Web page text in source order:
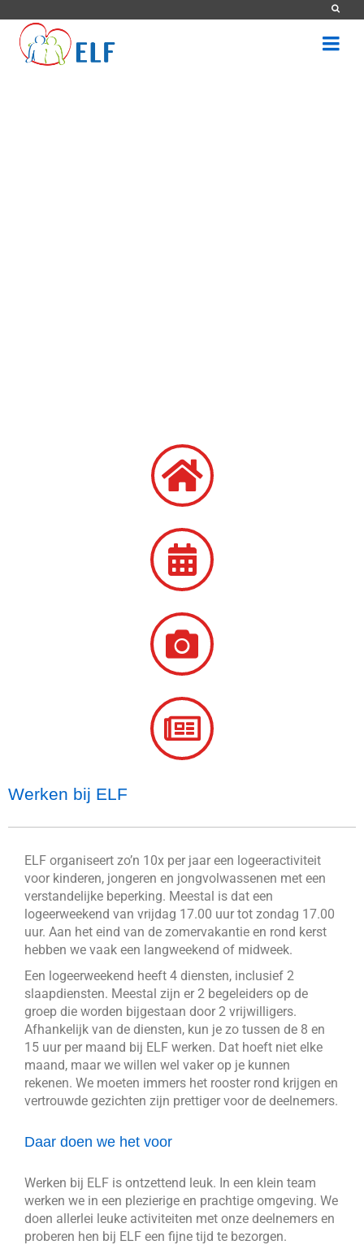
Werken bij ELF
ELF organiseert zo’n 10x per jaar een logeeractiviteit
voor kinderen, jongeren en jongvolwassenen met een
verstandelijke beperking. Meestal is dat een
logeerweekend van vrijdag 17.00 uur tot zondag 17.00
uur. Aan het eind van de zomervakantie en rond kerst
hebben we vaak een langweekend of midweek.
Een logeerweekend heeft 4 diensten, inclusief 2
slaapdiensten. Meestal zijn er 2 begeleiders op de
groep die worden bijgestaan door 2 vrijwilligers.
Afhankelijk van de diensten, kun je zo tussen de 8 en
15 uur per maand bij ELF werken. Dat hoeft niet elke
maand, maar we willen wel vaker op je kunnen
rekenen. We moeten immers het rooster rond krijgen en
vertrouwde gezichten zijn prettiger voor de deelnemers.
Daar doen we het voor
Werken bij ELF is ontzettend leuk. In een klein team
werken we in een plezierige en prachtige omgeving. We
doen allerlei leuke activiteiten met onze deelnemers en
proberen hen bij ELF een fijne tijd te bezorgen.